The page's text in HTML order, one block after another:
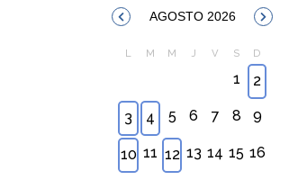
AGOSTO 2026
1 2
3 4 5 6 7 8 9
10 11 12 13 14 15 16